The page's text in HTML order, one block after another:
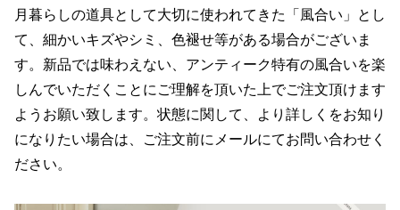
月暮らしの道具として大切に使われてきた「風合い」とし
て、細かいキズやシミ、色褪せ等がある場合がございま
す。新品では味わえない、アンティーク特有の風合いを楽
しんでいただくことにご理解を頂いた上でご注文頂けます
ようお願い致します。状態に関して、より詳しくをお知り
になりたい場合は、ご注文前にメールにてお問い合わせく
ださい。